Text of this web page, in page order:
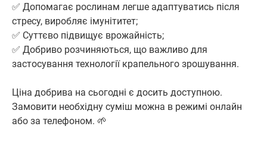
✅ Допомагає рослинам легше адаптуватись після
стресу, виробляє імунітитет;
✅ Суттєво підвищує врожайність;
✅ Добриво розчиняються, що важливо для
застосування технології крапельного зрошування.
Ціна добрива на сьогодні є досить доступною.
Замовити необхідну суміш можна в режимі онлайн
або за телефоном. 🌱